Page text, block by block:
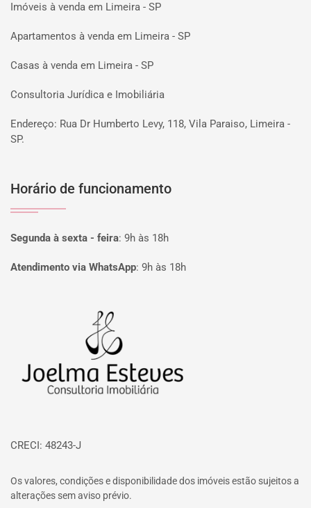
Imóveis à venda em Limeira - SP
Apartamentos à venda em Limeira - SP
Casas à venda em Limeira - SP
Consultoria Jurídica e Imobiliária
Endereço: Rua Dr Humberto Levy, 118, Vila Paraiso, Limeira -
SP.
Horário de funcionamento
Segunda à sexta - feira: 9h às 18h
Atendimento via WhatsApp: 9h às 18h
CRECI: 48243-J
Os valores, condições e disponibilidade dos imóveis estão sujeitos a
alterações sem aviso prévio.